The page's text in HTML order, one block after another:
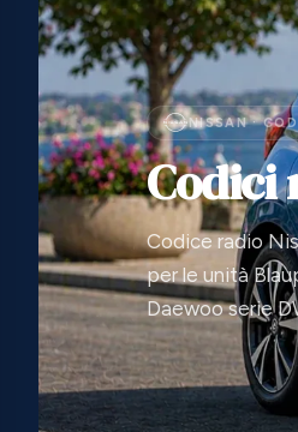
NISSAN ·
Codici
Codice radio
per le unità
Daewoo serie